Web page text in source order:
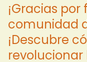
¡Gracias
comunidad
¡Descubre
revolucionar